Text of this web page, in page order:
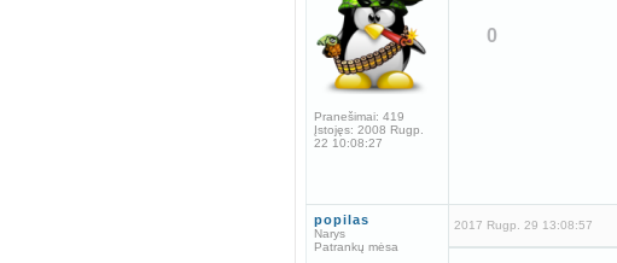
Pranešimai: 419
Įstojęs: 2008 Rugp.
22 10:08:27
0
popilas
Narys
Patrankų mėsa
2017 Rugp. 29 13:08:57